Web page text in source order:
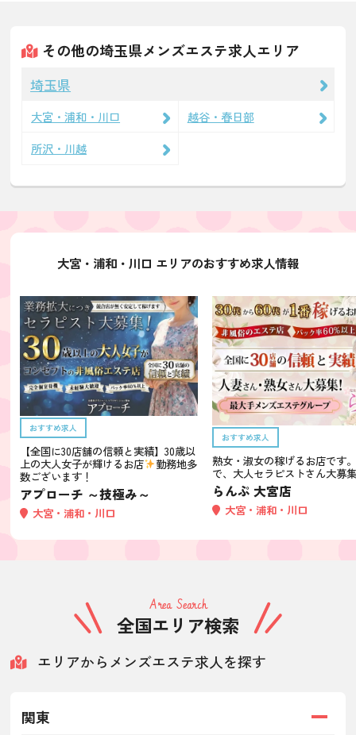
その他の埼玉県メンズエステ求人エリア
埼玉県
大宮・浦和・川口
越谷・春日部
所沢・川越
大宮・浦和・川口 エリアのおすすめ求人情報
おすすめ求人
【全国に30店舗の信頼と実績】30歳以
上の大人女子が輝けるお店
勤務地多
数ございます！
アプローチ ～技極み～
大宮・浦和・川口
おすすめ求人
熟女・淑女の稼げるお店です
で、大人セラピストさん大募
らんぷ 大宮店
大宮・浦和・川口
Area Search
全国エリア検索
エリアからメンズエステ求人を探す
関東